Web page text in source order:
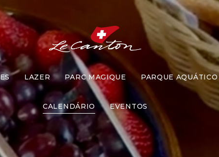
LAZER PARC MAGIQUE PARQUE AQUÁTICO
CALENDÁRIO EVENTOS
Grand